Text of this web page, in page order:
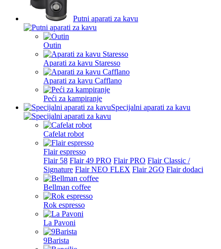
Putni aparati za kavu
Outin
Aparati za kavu Staresso
Aparati za kavu Cafflano
Peći za kampiranje
Specijalni aparati za kavu
Cafelat robot
Flair espresso
Flair 58 Flair 49 PRO Flair PRO Flair Classic /
Signature Flair NEO FLEX Flair 2GO Flair dodaci
Bellman coffee
Rok espresso
La Pavoni
9Barista